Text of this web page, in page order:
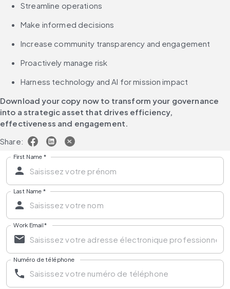
Streamline operations
Make informed decisions
Increase community transparency and engagement
Proactively manage risk
Harness technology and AI for mission impact
Download your copy now to transform your governance
into a strategic asset that drives efficiency,
effectiveness and engagement.
Share:
First Name *
Last Name *
Work Email*
Numéro de téléphone